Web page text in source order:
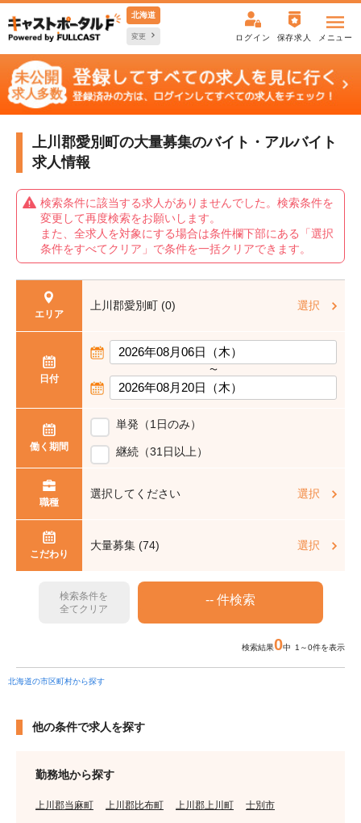
北海道
変更 ログイン 保存求人 メニュー
上川郡愛別町の大量募集のバイト・アルバイト
求人情報
検索条件に該当する求人がありませんでした。検索条件を
変更して再度検索をお願いします。
また、全求人を対象にする場合は条件欄下部にある「選択
条件をすべてクリア」で条件を一括クリアできます。
エリア
上川郡愛別町 (0) 選択
日付
〜
働く期間
単発（1日のみ）
継続（31日以上）
職種
選択してください 選択
こだわり
大量募集 (74) 選択
検索条件を
全てクリア
検索結果0中 1～0件を表示
北海道の市区町村から探す
他の条件で求人を探す
勤務地から探す
上川郡当麻町 上川郡比布町 上川郡上川町 士別市